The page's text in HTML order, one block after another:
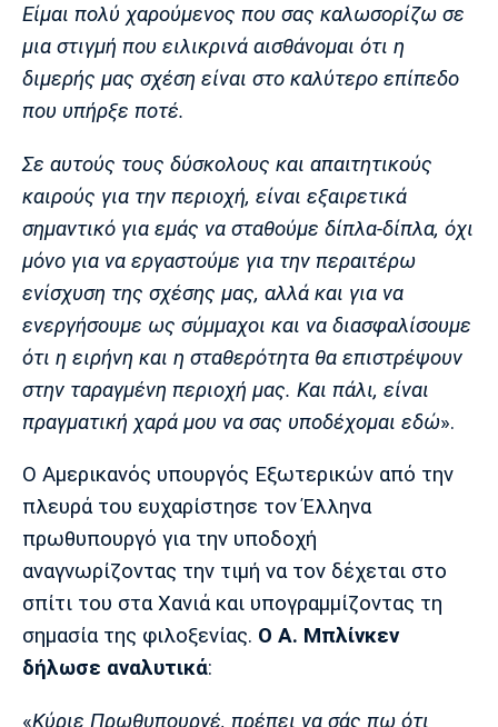
Είμαι πολύ χαρούμενος που σας καλωσορίζω σε
μια στιγμή που ειλικρινά αισθάνομαι ότι η
διμερής μας σχέση είναι στο καλύτερο επίπεδο
που υπήρξε ποτέ.
Σε αυτούς τους δύσκολους και απαιτητικούς
καιρούς για την περιοχή, είναι εξαιρετικά
σημαντικό για εμάς να σταθούμε δίπλα-δίπλα, όχι
μόνο για να εργαστούμε για την περαιτέρω
ενίσχυση της σχέσης μας, αλλά και για να
ενεργήσουμε ως σύμμαχοι και να διασφαλίσουμε
ότι η ειρήνη και η σταθερότητα θα επιστρέψουν
στην ταραγμένη περιοχή μας. Και πάλι, είναι
πραγματική χαρά μου να σας υποδέχομαι εδώ».
Ο Αμερικανός υπουργός Εξωτερικών από την
πλευρά του ευχαρίστησε τον Έλληνα
πρωθυπουργό για την υποδοχή
αναγνωρίζοντας την τιμή να τον δέχεται στο
σπίτι του στα Χανιά και υπογραμμίζοντας τη
σημασία της φιλοξενίας. Ο Α. Μπλίνκεν
δήλωσε αναλυτικά:
«Kύριε Πρωθυπουργέ, πρέπει να σάς πω ότι